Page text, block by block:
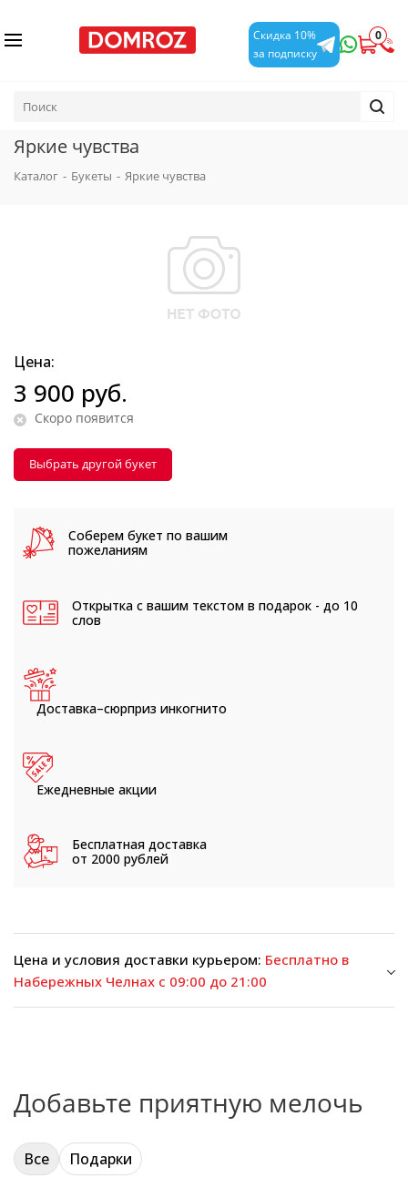
Скидка 10%
за подписку
0
Яркие чувства
Каталог - Букеты - Яркие чувства
Цена:
3 900 руб.
Скоро появится
Выбрать другой букет
Соберем букет по вашим
пожеланиям
Открытка с вашим текстом в подарок - до 10
слов
Доставка–сюрприз инкогнито
Ежедневные акции
Бесплатная доставка
от 2000 рублей
Цена и условия доставки курьером: Бесплатно в
Набережных Челнах с 09:00 до 21:00
Добавьте приятную мелочь
Все Подарки